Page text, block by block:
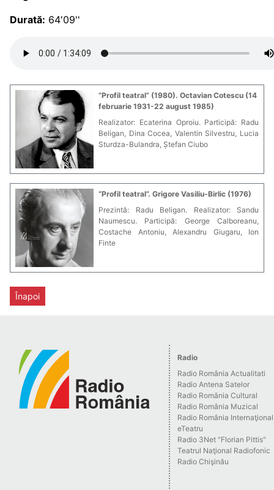
Durată: 64'09''
”Profil teatral” (1980). Octavian Cotescu (14
februarie 1931-22 august 1985)
Realizator: Ecaterina Oproiu. Participă: Radu
Beligan, Dina Cocea, Valentin Silvestru, Lucia
Sturdza-Bulandra, Ștefan Ciubo
”Profil teatral”. Grigore Vasiliu-Birlic (1976)
Prezintă: Radu Beligan. Realizator: Sandu
Naumescu. Participă: George Calboreanu,
Costache Antoniu, Alexandru Giugaru, Ion
Finte
Înapoi
Radio
Radio România Actualitati
Radio Antena Satelor
Radio România Cultural
Radio România Muzical
Radio România Internaţional
eTeatru
Radio 3Net "Florian Pittis"
Teatrul Naţional Radiofonic
Radio Chişinău